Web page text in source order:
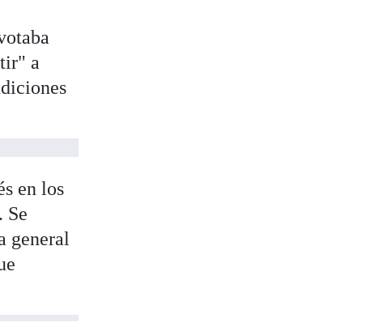
a
en los
. Se
general